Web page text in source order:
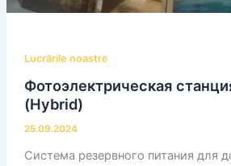
Lucrările noastre
Фотоэлектрическая
(Hybrid)
25.09.2024
Система резервного питания для